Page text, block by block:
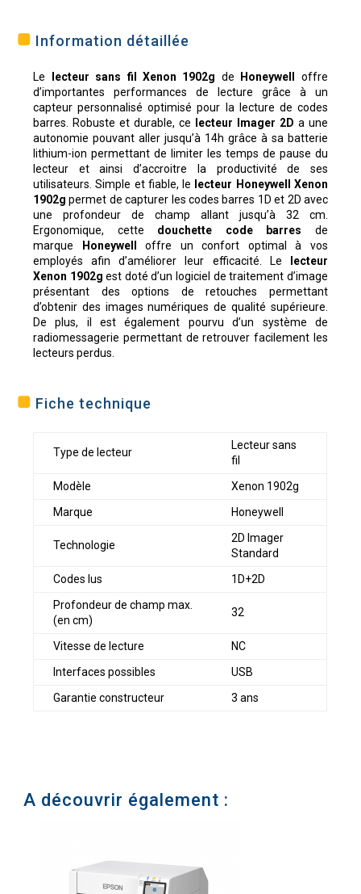
Information détaillée
Le lecteur sans fil Xenon 1902g de Honeywell
offre
d’importantes performances de lecture grâce à un
capteur personnalisé optimisé pour la lecture de codes
barres. Robuste et durable, ce
lecteur Imager 2D a une
autonomie pouvant aller jusqu’à 14h grâce à sa batterie
lithium-ion permettant de limiter les temps de pause du
lecteur et ainsi d’accroitre la productivité de ses
utilisateurs. Simple et fiable, le
lecteur Honeywell Xenon
1902g permet de capturer les codes barres 1D et 2D avec
une profondeur de champ allant jusqu’à 32 cm.
Ergonomique, cette douchette code barres de
marque
Honeywell
offre un confort optimal à vos
employés afin d’améliorer leur efficacité. Le
lecteur
Xenon 1902g est doté d’un logiciel de traitement d’image
présentant des options de retouches permettant
d’obtenir des images numériques de qualité supérieure.
De plus, il est également pourvu d’un système de
radiomessagerie permettant de retrouver facilement les
lecteurs perdus.
Fiche technique
Type de lecteur
Lecteur sans
fil
Modèle
Xenon 1902g
Marque
Honeywell
Technologie
2D Imager
Standard
Codes lus
1D+2D
Profondeur de champ max.
(en cm)
32
Vitesse de lecture
NC
Interfaces possibles
USB
Garantie constructeur
3 ans
A découvrir également :